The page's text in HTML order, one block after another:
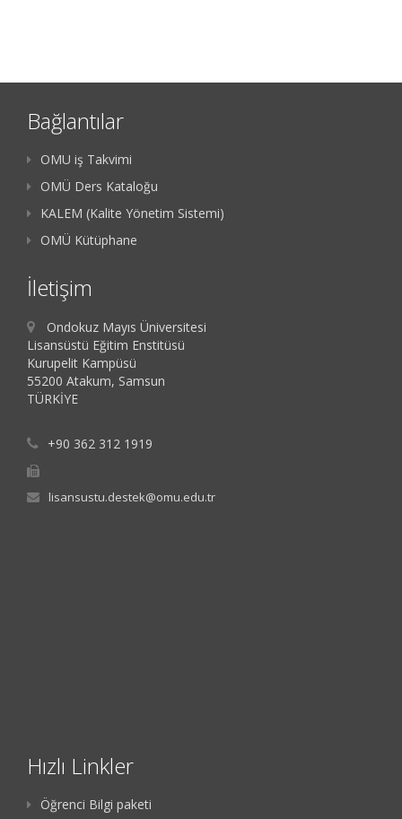
Bağlantılar
OMU iş Takvimi
OMÜ Ders Kataloğu
KALEM (Kalite Yönetim Sistemi)
OMÜ Kütüphane
İletişim
Ondokuz Mayıs Üniversitesi
Lisansüstü Eğitim Enstitüsü
Kurupelit Kampüsü
55200 Atakum, Samsun
TÜRKİYE
+90 362 312 1919
lisansustu.destek@omu.edu.tr
Hızlı Linkler
Öğrenci Bilgi paketi